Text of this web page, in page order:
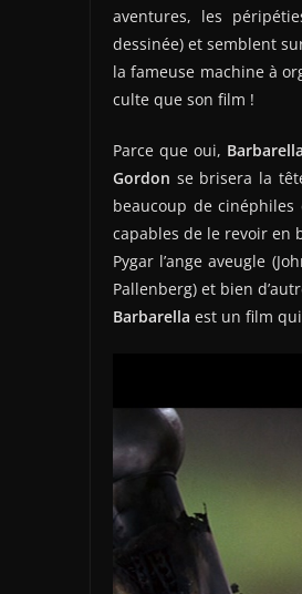
aventures, les
dessinée) et semblent
la fameuse machine à
culte que son film !
Parce que oui, Barbarella
Gordon se brisera la
beaucoup de
capables de le revoir en
Pygar l’ange aveugle
Pallenberg) et bien
Barbarella est un film